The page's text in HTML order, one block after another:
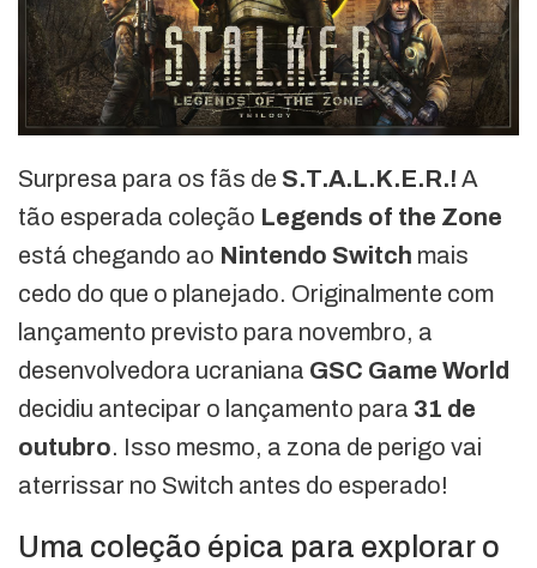
Surpresa para os fãs de S.T.A.L.K.E.R.! A
tão esperada coleção Legends of the Zone
está chegando ao Nintendo Switch mais
cedo do que o planejado. Originalmente com
lançamento previsto para novembro, a
desenvolvedora ucraniana GSC Game World
decidiu antecipar o lançamento para 31 de
outubro. Isso mesmo, a zona de perigo vai
aterrissar no Switch antes do esperado!
Uma coleção épica para explorar o